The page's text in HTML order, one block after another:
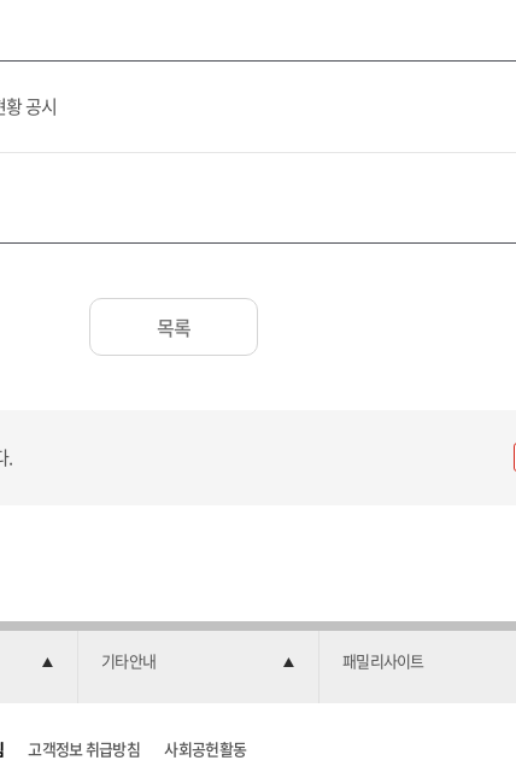
공시
목록
.
기타안내 패밀리사이트
고객정보 취급방침 사회공헌활동